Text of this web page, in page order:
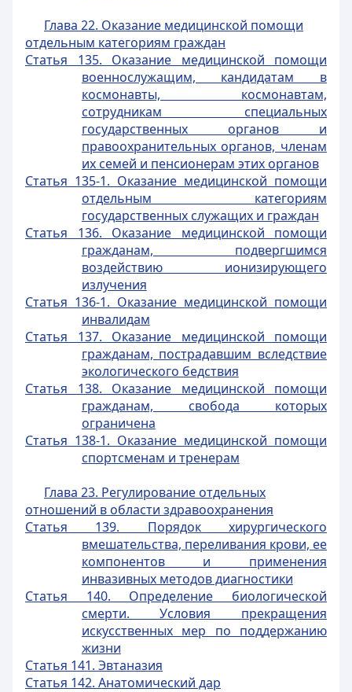
Глава 22. Оказание медицинской помощи
отдельным категориям граждан
Статья 135. Оказание медицинской помощи
военнослужащим, кандидатам в
космонавты, космонавтам,
сотрудникам специальных
государственных органов и
правоохранительных органов, членам
их семей и пенсионерам этих органов
Статья 135-1. Оказание медицинской помощи
отдельным категориям
государственных служащих и граждан
Статья 136. Оказание медицинской помощи
гражданам, подвергшимся
воздействию ионизирующего
излучения
Статья 136-1. Оказание медицинской помощи
инвалидам
Статья 137. Оказание медицинской помощи
гражданам, пострадавшим вследствие
экологического бедствия
Статья 138. Оказание медицинской помощи
гражданам, свобода которых
ограничена
Статья 138-1. Оказание медицинской помощи
спортсменам и тренерам
Глава 23. Регулирование отдельных
отношений в области здравоохранения
Статья 139. Порядок хирургического
вмешательства, переливания крови, ее
компонентов и применения
инвазивных методов диагностики
Статья 140. Определение биологической
смерти. Условия прекращения
искусственных мер по поддержанию
жизни
Статья 141. Эвтаназия
Статья 142. Анатомический дар